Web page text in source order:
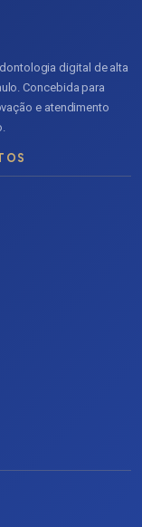
digital de alta
Concebida para
e atendimento